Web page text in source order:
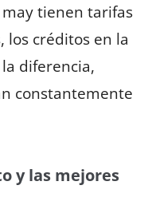
tienen tarifas
los créditos en la
diferencia,
constantemente
y las mejores